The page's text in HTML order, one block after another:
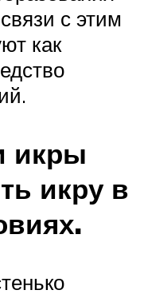
с этим
как
икры
икру в